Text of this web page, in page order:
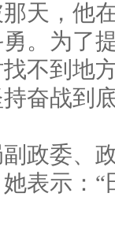
，他在
。为了
不到地
奋战到
委、政
表示：